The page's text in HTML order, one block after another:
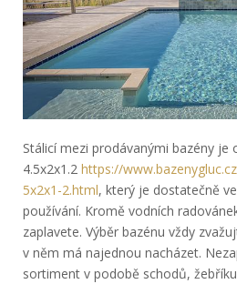
Stálicí mezi prodávanými bazény je
4.5x2x1.2 https://
5x2x1-2.html, který je dostatečně
používání. Kromě vodních
zaplavete. Výběr bazénu vždy
v něm má najednou nacházet.
sortiment v podobě schodů,